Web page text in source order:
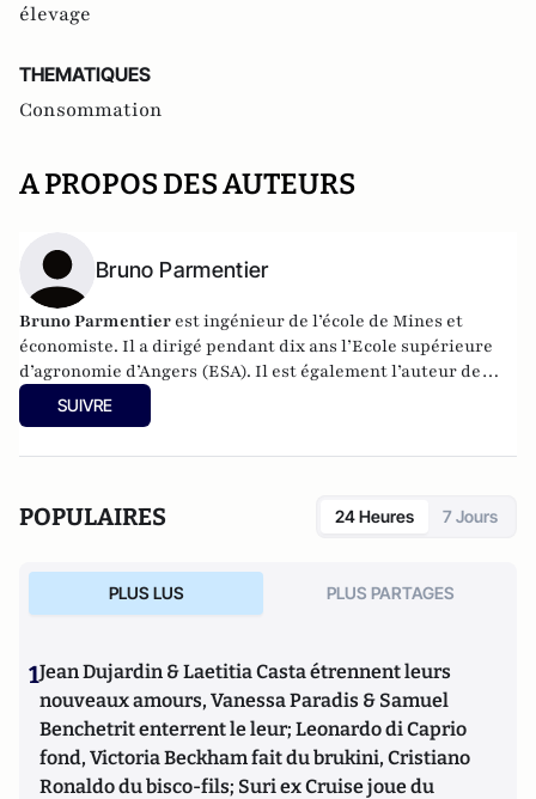
élevage
THEMATIQUES
Consommation
A PROPOS DES AUTEURS
Bruno Parmentier
Bruno Parmentier est ingénieur de l’école de Mines et
économiste. Il a dirigé pendant dix ans l’Ecole supérieure
d’agronomie d’Angers (ESA). Il est également l’auteur de
livres sur les enjeux alimentaires :
et bienetNourrir l’humanité
SUIVRE
POPULAIRES 24 Heures 7 Jours
PLUS LUS PLUS PARTAGES
1Jean Dujardin & Laetitia Casta étrennent leurs
nouveaux amours, Vanessa Paradis & Samuel
Benchetrit enterrent le leur; Leonardo di Caprio
fond, Victoria Beckham fait du brukini, Cristiano
Ronaldo du bisco-fils; Suri ex Cruise joue du